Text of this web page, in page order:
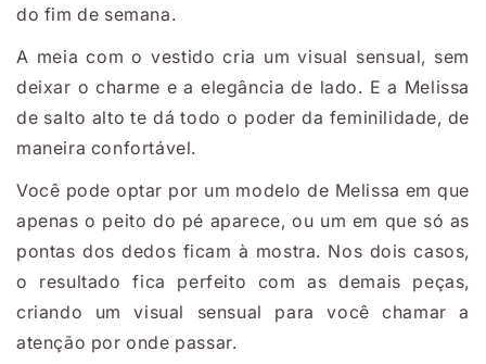
do fim de semana.
A meia com o vestido cria um visual sensual, sem
deixar o charme e a elegância de lado. E a Melissa
de salto alto te dá todo o poder da feminilidade, de
maneira confortável.
Você pode optar por um modelo de Melissa em que
apenas o peito do pé aparece, ou um em que só as
pontas dos dedos ficam à mostra. Nos dois casos,
o resultado fica perfeito com as demais peças,
criando um visual sensual para você chamar a
atenção por onde passar.